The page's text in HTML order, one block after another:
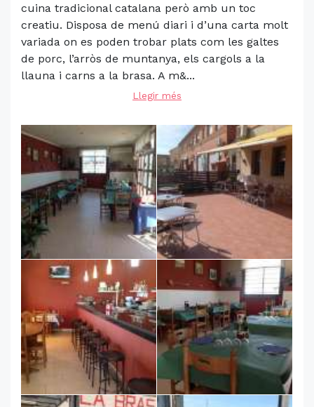
cuina tradicional catalana però amb un toc
creatiu. Disposa de menú diari i d’una carta molt
variada on es poden trobar plats com les galtes
de porc, l’arròs de muntanya, els cargols a la
llauna i carns a la brasa. A m&...
Llegir més